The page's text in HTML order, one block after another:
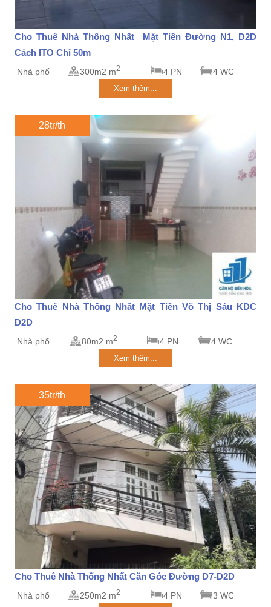
Cho Thuê Nhà Thống Nhất Mặt Tiền Đường N1, D2D
Cách ITO Chỉ 50m
Nhà phố 300m2 m2 4 PN 4 WC
Xem thêm...
28tr/th
Cho Thuê Nhà Thống Nhất Mặt Tiền Võ Thị Sáu KDC
D2D
Nhà phố 80m2 m2 4 PN 4 WC
Xem thêm...
35tr/th
Cho Thuê Nhà Thống Nhất Căn Góc Đường D7-D2D
Nhà phố 250m2 m2 4 PN 3 WC